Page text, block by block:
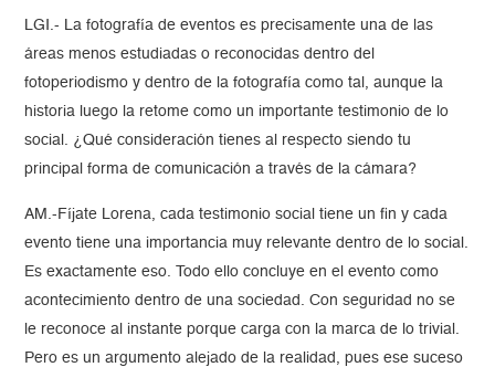
LGI.- La fotografía de eventos es precisamente una de las
áreas menos estudiadas o reconocidas dentro del
fotoperiodismo y dentro de la fotografía como tal, aunque la
historia luego la retome como un importante testimonio de lo
social. ¿Qué consideración tienes al respecto siendo tu
principal forma de comunicación a través de la cámara?
AM.-Fíjate Lorena, cada testimonio social tiene un fin y cada
evento tiene una importancia muy relevante dentro de lo social.
Es exactamente eso. Todo ello concluye en el evento como
acontecimiento dentro de una sociedad. Con seguridad no se
le reconoce al instante porque carga con la marca de lo trivial.
Pero es un argumento alejado de la realidad, pues ese suceso